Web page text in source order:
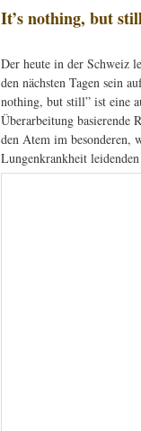
It’s nothing, but
Der heute in der Schweiz
den nächsten Tagen sein
nothing, but still” ist eine
Überarbeitung basierende
den Atem im besonderen,
Lungenkrankheit